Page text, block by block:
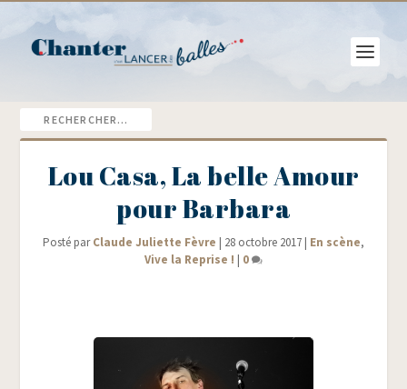
Lou Casa, La belle Amour
pour Barbara
Posté parClaude Juliette Fèvre | 28 octobre 2017 | En scène,
Vive la Reprise ! | 0